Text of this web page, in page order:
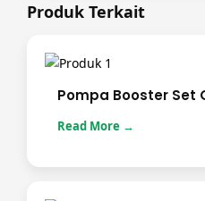
Produk Terkait
Pompa Booster Set
Read More →